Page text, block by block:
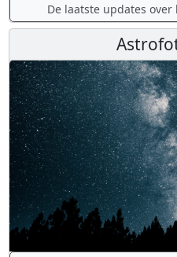
De laatste updates